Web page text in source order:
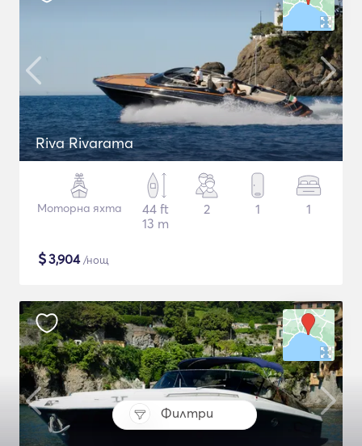
Филтри
Riva Rivarama
Моторна яхта
44 ft
13 m
2 1 1
$3,904/нощ